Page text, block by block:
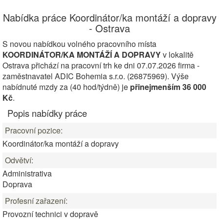
Nabídka práce Koordinátor/ka montáží a dopravy
- Ostrava
S novou nabídkou volného pracovního místa
KOORDINÁTOR/KA MONTÁŽÍ A DOPRAVYv lokalitě
Ostrava přichází na pracovní trh ke dni 07.07.2026 firma -
zaměstnavatel ADIC Bohemia s.r.o. (26875969). Výše
nabídnuté mzdy za (40 hod/týdně) je přinejmenším 36 000
Kč.
Popis nabídky práce
Pracovní pozice:
Koordinátor/ka montáží a dopravy
Odvětví:
Administrativa
Doprava
Profesní zařazení:
Provozní technici v dopravě